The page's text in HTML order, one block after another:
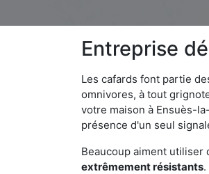
Entreprise
Les cafards font partie
omnivores, à tout
votre maison à Ensuès-
présence d'un seul
Beaucoup aiment utiliser
extrêmement résistants